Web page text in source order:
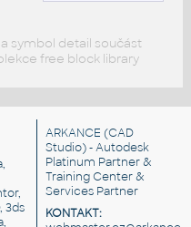
symbol detail součást
free block library
3ds
ARKANCE (CAD
Studio) - Autodesk
Platinum Partner &
Training Center &
Services Partner
KONTAKT: